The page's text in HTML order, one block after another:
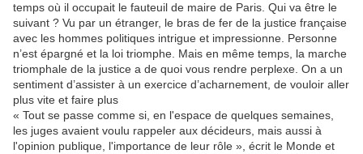
temps où il occupait le fauteuil de maire de Paris. Qui va être le
suivant ? Vu par un étranger, le bras de fer de la justice française
avec les hommes politiques intrigue et impressionne. Personne
n’est épargné et la loi triomphe. Mais en même temps, la marche
triomphale de la justice a de quoi vous rendre perplexe. On a un
sentiment d’assister à un exercice d’acharnement, de vouloir aller
plus vite et faire plus
« Tout se passe comme si, en l'espace de quelques semaines,
les juges avaient voulu rappeler aux décideurs, mais aussi à
l'opinion publique, l'importance de leur rôle », écrit le Monde et